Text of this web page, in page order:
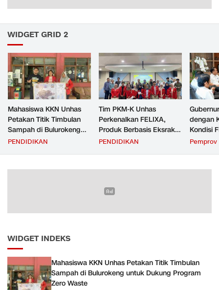
WIDGET GRID 2
Mahasiswa KKN Unhas
Petakan Titik Timbulan
Sampah di Bulurokeng
untuk Dukung Program
PENDIDIKAN
Tim PKM-K Unhas
Perkenalkan FELIXA,
Produk Berbasis Eksrak
Buah Pare untuk
PENDIDIKAN
dengan
Kondisi
Transfer
Pemprov
WIDGET INDEKS
Mahasiswa KKN Unhas Petakan Titik Timbulan
Sampah di Bulurokeng untuk Dukung Program
Zero Waste